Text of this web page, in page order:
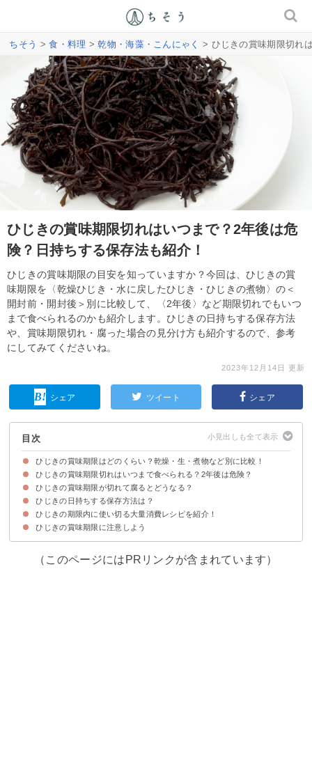
ちそう >食・料理 >乾物・海藻・こんにゃく > ひじきの賞味期限切れ
ひじきの賞味期限切れはいつまで？2年後は危
険？日持ちする保存法も紹介！
ひじきの賞味期限の目安を知っていますか？今回は、ひじきの賞
味期限を〈乾燥ひじき・水に戻したひじき・ひじきの煮物〉の＜
開封前・開封後＞別に比較して、〈2年後〉など期限切れでもいつ
まで食べられるのかも紹介します。ひじきの日持ちする保存方法
や、賞味期限切れ・腐った場合の見分け方も紹介するので、参考
にしてみてくださいね。
2023年12月14日 更新
シェア ツイート シェア
目次
ひじきの賞味期限はどのくらい？乾燥・生・煮物など別に比較！
①開封前の乾燥ひじきの場合
②開封後の乾燥ひじきの場合
③水に戻したひじきの場合
④ひじきの煮物の場合
⑤缶詰・ドライパックのひじきの場合
ひじきの賞味期限切れはいつまで食べられる？2年後は危険？
賞味期限の定義
賞味期限切れでも腐っていなければ食べられる
ひじきの賞味期限が切れて腐るとどうなる？
①匂い
②見た目
③味
ひじきの日持ちする保存方法は？
生・煮物のひじきは冷凍保存する
乾燥ひじきは密閉して保存
ひじきの期限内に使い切る大量消費レシピを紹介！
①ひじきの煮物
②ひじきのサラダ
③ひじきとツナの炒め物
ひじきの賞味期限に注意しよう
（このページにはPRリンクが含まれています）